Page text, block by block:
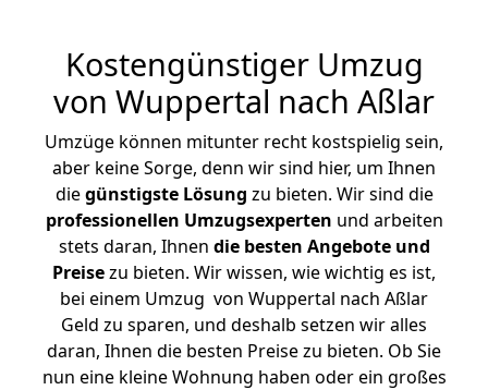
Kostengünstiger Umzug
von Wuppertal nach Aßlar
Umzüge können mitunter recht kostspielig sein,
aber keine Sorge, denn wir sind hier, um Ihnen
diegünstigste Lösung zu bieten. Wir sind die
professionellen Umzugsexperten und arbeiten
stets daran, Ihnen die besten Angebote und
Preisezu bieten. Wir wissen, wie wichtig es ist,
bei einem Umzug von Wuppertal nach Aßlar
Geld zu sparen, und deshalb setzen wir alles
daran, Ihnen die besten Preise zu bieten. Ob Sie
nun eine kleine Wohnung haben oder ein großes